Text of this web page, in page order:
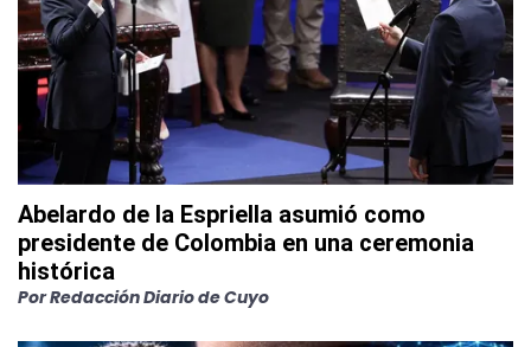
Abelardo de la Espriella asumió como
presidente de Colombia en una ceremonia
histórica
PorRedacción Diario de Cuyo